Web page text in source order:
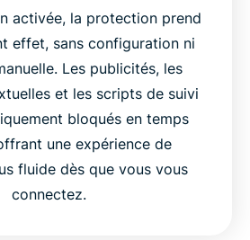
activée, la protection prend
effet, sans configuration ni
Les publicités, les
et les scripts de suivi
bloqués en temps
une expérience de
fluide dès que vous vous
connectez.